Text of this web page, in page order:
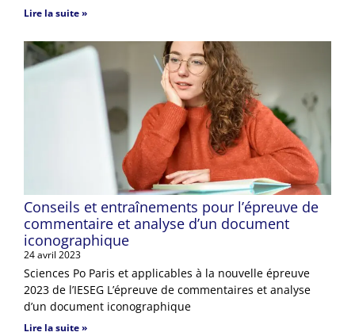
Lire la suite »
Conseils et entraînements pour l’épreuve de
commentaire et analyse d’un document
iconographique
24 avril 2023
Sciences Po Paris et applicables à la nouvelle épreuve
2023 de l’IESEG L’épreuve de commentaires et analyse
d’un document iconographique
Lire la suite »